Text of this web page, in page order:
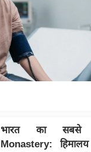
भारत का सबसे
Monastery: